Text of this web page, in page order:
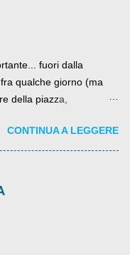
fuori dalla
qualche giorno (ma
della piazza,
di mesi, non ci sarà
XX Settembre ,
CONTINUA A LEGGERE